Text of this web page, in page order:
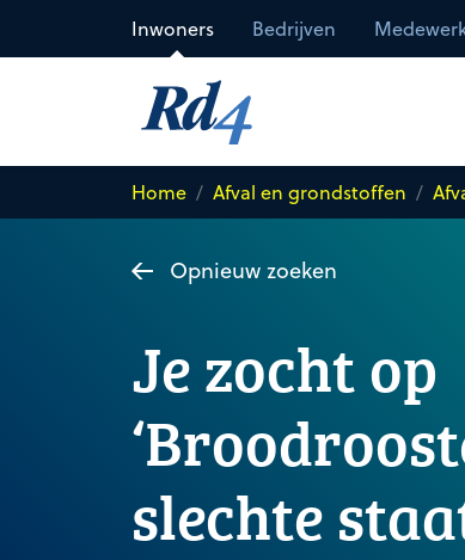
Inwoners Bedrijven
Home Afval en grondstoffen
Opnieuw zoeken
Je zocht op
slechte